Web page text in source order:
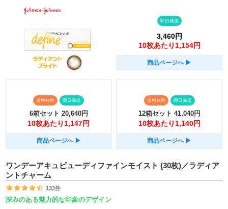
即日発送
3,460円
10枚あたり1,154円
商品ページへ ▶︎
送料無料 即日発送
6箱セット 20,640円
10枚あたり1,147円
商品ページへ ▶︎
送料無料 即日発送
12箱セット 41,040円
10枚あたり1,140円
商品ページへ ▶︎
ワンデーアキュビューディファインモイスト (30枚)／ラディア
ントチャーム
133件
深みのある魅力的な印象のデザイン